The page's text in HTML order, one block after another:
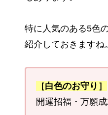
特に人気のある5色
紹介しておきますね。
［白色のお守り］
開運招福・万願